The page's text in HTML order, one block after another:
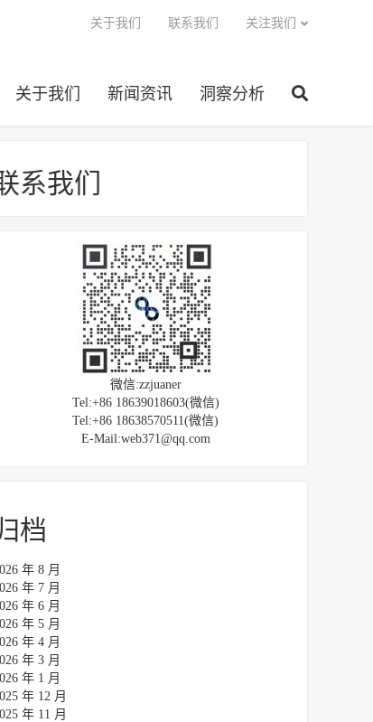
关于我们 新闻资讯 洞察分析
关于我们 联系我们 关注我们
系我们
微信:zzjuaner
Tel:+86 18639018603(微信)
Tel:+86 18638570511(微信)
E-Mail:web371@qq.com
档
年 8 月
年 7 月
年 6 月
年 5 月
年 4 月
年 3 月
年 1 月
年 12 月
年 11 月